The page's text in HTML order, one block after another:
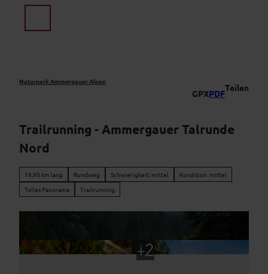
Naturpark Ammergauer Alpen
GPXPDF
Teilen
Trailrunning - Ammergauer Talrunde
Nord
19,90 km lang Rundweg Schwierigkeit: mittel
Kondition: mittel
Tolles Panorama
Trailrunning